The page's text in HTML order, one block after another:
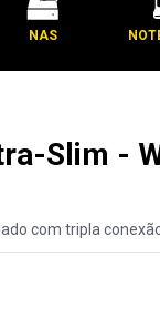
NAS
Slim -
com tripla